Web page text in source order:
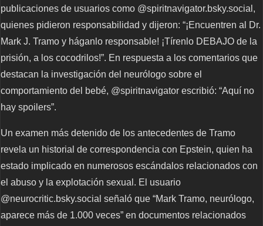
publicaciones de usuarios como @spiritnavigator.bsky.social,
quienes pidieron responsabilidad y dijeron: “¡Encuentren al Dr.
Mark J. Tramo y háganlo responsable! ¡Tírenlo DEBAJO de la
prisión, a los cocodrilos!”. En respuesta a los comentarios que
destacan la investigación del neurólogo sobre el
comportamiento del bebé, @spiritnavigator escribió: “Aquí no
hay spoilers”.
Un examen más detenido de los antecedentes de Tramo
revela un historial de correspondencia con Epstein, quien ha
estado implicado en numerosos escándalos relacionados con
el abuso y la explotación sexual. El usuario
@neurocritic.bsky.social señaló que “Mark Tramo, neurólogo,
aparece más de 1.000 veces” en documentos relacionados